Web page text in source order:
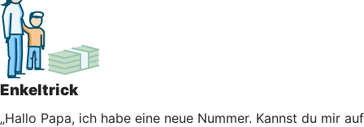
Enkeltrick
„Hallo Papa, ich habe eine neue Nummer. Kannst du mir auf